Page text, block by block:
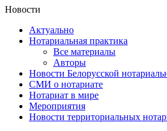
Новости
Актуально
Нотариальная практика
Все материалы
Авторы
Новости Белорусской
СМИ о нотариате
Нотариат в мире
Мероприятия
Новости территориальных